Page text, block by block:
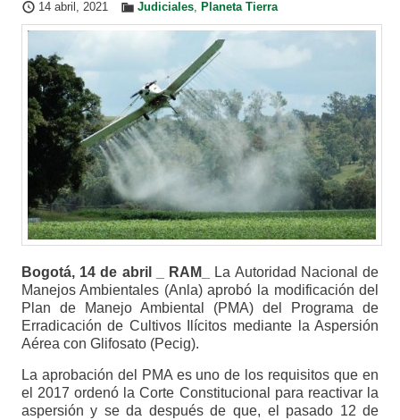
14 abril, 2021 Judiciales, Planeta Tierra
Bogotá, 14 de abril _ RAM_
La Autoridad Nacional de
Manejos Ambientales (Anla) aprobó la modificación del
Plan de Manejo Ambiental (PMA) del Programa de
Erradicación de Cultivos Ilícitos mediante la Aspersión
Aérea con Glifosato (Pecig).
La aprobación del PMA es uno de los requisitos que en
el 2017 ordenó la Corte Constitucional para reactivar la
aspersión y se da después de que, el pasado 12 de